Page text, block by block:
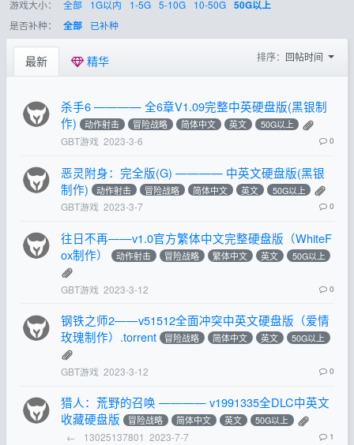
游戏大小：
全部 1G以内 1-5G 5-10G 10-50G 50G以上
是否补种：
全部 已补种
最新 精华 排序： 回帖时间
杀手6 ———— 全6章V1.09完整中英硬盘版(黑银制
作)
动作射击 冒险战略 简体中文 英文 50G以上
GBT游戏 2023-3-6 0
恶灵附身：完全版(G) ———— 中英文硬盘版(黑银
制作)
动作射击 冒险战略 简体中文 英文 50G以上
GBT游戏 2023-3-7 0
往日不再——v1.0官方繁体中文完整硬盘版（WhiteF
ox制作）
动作射击 冒险战略 繁体中文 英文 50G以上
GBT游戏 2023-3-12 0
钢铁之师2——v51512全面冲突中英文硬盘版（爱情
玫瑰制作）.torrent
冒险战略 简体中文 英文 50G以上
GBT游戏 2023-3-12 0
猎人：荒野的召唤 ———— v1991335全DLC中英文
收藏硬盘版
冒险战略 简体中文 英文 50G以上
← 13025137801 2023-7-7 1